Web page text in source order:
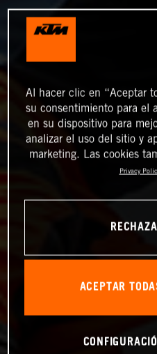
Al hacer clic en “Aceptar
su consentimiento para el
en su dispositivo para
analizar el uso del sitio y
marketing. Las cookies
Privacy
ACEPTAR